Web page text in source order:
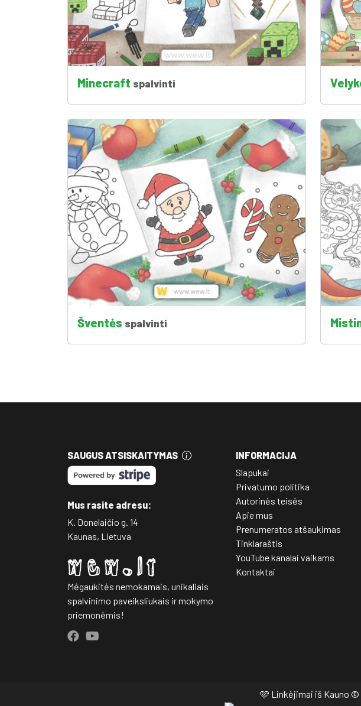
Minecraft spalvinti
Šventės spalvinti
SAUGUS ATSISKAITYMAS
Mus rasite adresu:
K. Donelaičio g. 14
Kaunas, Lietuva
Mėgaukitės nemokamais, unikaliais
spalvinimo paveiksliukais ir mokymo
priemonėmis!
INFORMACIJA
Slapukai
Privatumo politika
Autorinės teisės
Apie mus
Prenumeratos atšaukimas
Tinklaraštis
YouTube kanalai vaikams
Kontaktai
🩷 Linkėjimai iš Kauno